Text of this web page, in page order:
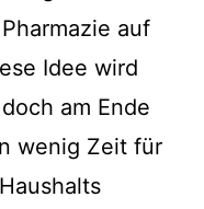
auf
Idee wird
am Ende
wenig Zeit für